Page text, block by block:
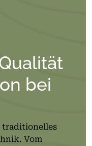
bei
traditionelles
Vom